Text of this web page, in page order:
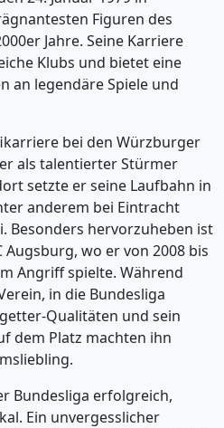
Figuren des
Jahre. Seine Karriere
Klubs und bietet eine
an legendäre Spiele und
bei den Würzburger
als talentierter Stürmer
setzte er seine Laufbahn in
anderem bei Eintracht
Besonders hervorzuheben ist
Augsburg, wo er von 2008 bis
Angriff spielte. Während
in die Bundesliga
Qualitäten und sein
dem Platz machten ihn
Bundesliga erfolgreich,
Ein unvergesslicher